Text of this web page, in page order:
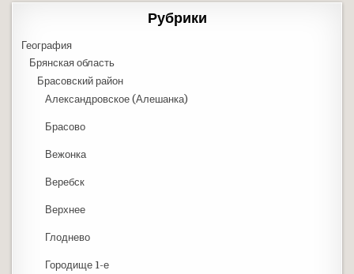
Рубрики
География
Брянская область
Брасовский район
Александровское (Алешанка)
Брасово
Вежонка
Веребск
Верхнее
Глоднево
Городище 1-е